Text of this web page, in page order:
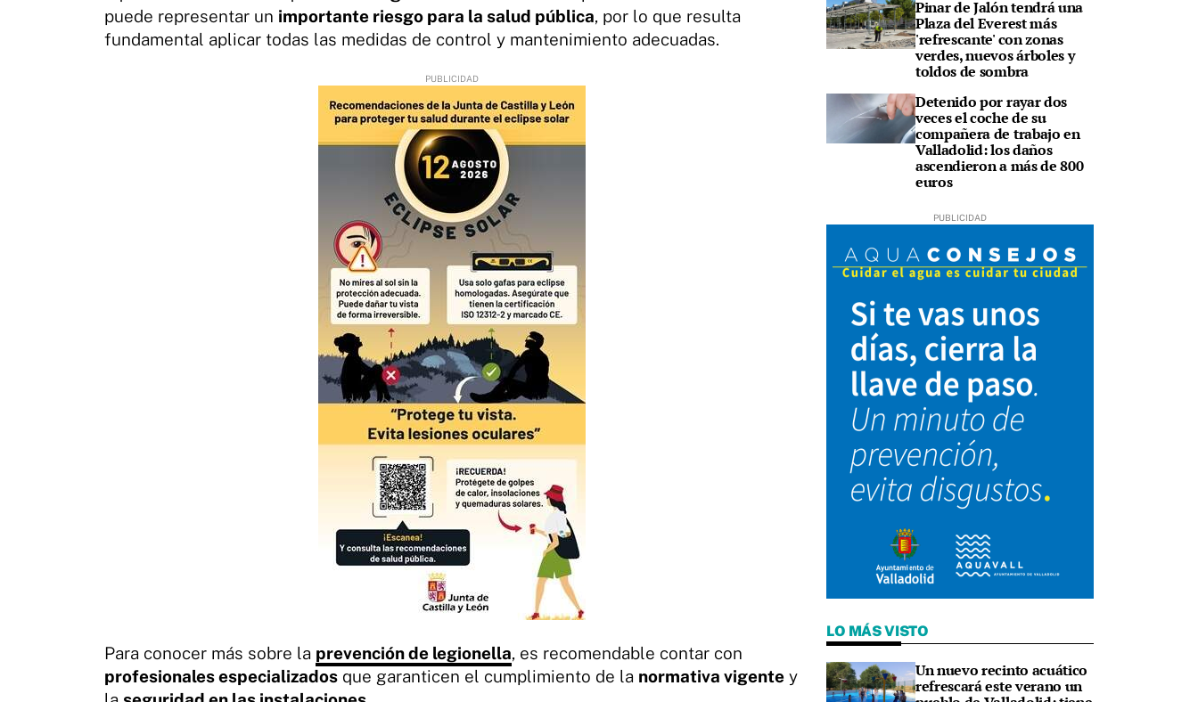
puede representar un importante riesgo para la salud pública, por lo que resulta
fundamental aplicar todas las medidas de control y mantenimiento adecuadas.
Para conocer más sobre la prevención de legionella, es recomendable contar con
profesionales especializados que garanticen el cumplimiento de la normativa vigente y
Pinar de Jalón tendrá una
Plaza del Everest más
'refrescante' con zonas
verdes, nuevos árboles y
toldos de sombra
Detenido por rayar dos
veces el coche de su
compañera de trabajo en
Valladolid: los daños
ascendieron a más de 800
euros
LO MÁS VISTO
Un nuevo recinto acuático
refrescará este verano un